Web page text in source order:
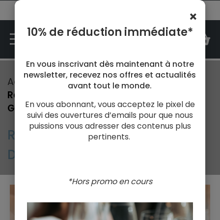
Accueil
Réservez votre cours d'oenologie sur
Grenoble
RÉSERVEZ VOTRE COURS
D'OENOLOGIE SUR GRENOBLE
×
10% de réduction immédiate*
En vous inscrivant dès maintenant à notre
newsletter, recevez nos offres et actualités
avant tout le monde.
En vous abonnant, vous acceptez le pixel de
suivi des ouvertures d’emails pour que nous
puissions vous adresser des contenus plus
pertinents.
*Hors promo en cours